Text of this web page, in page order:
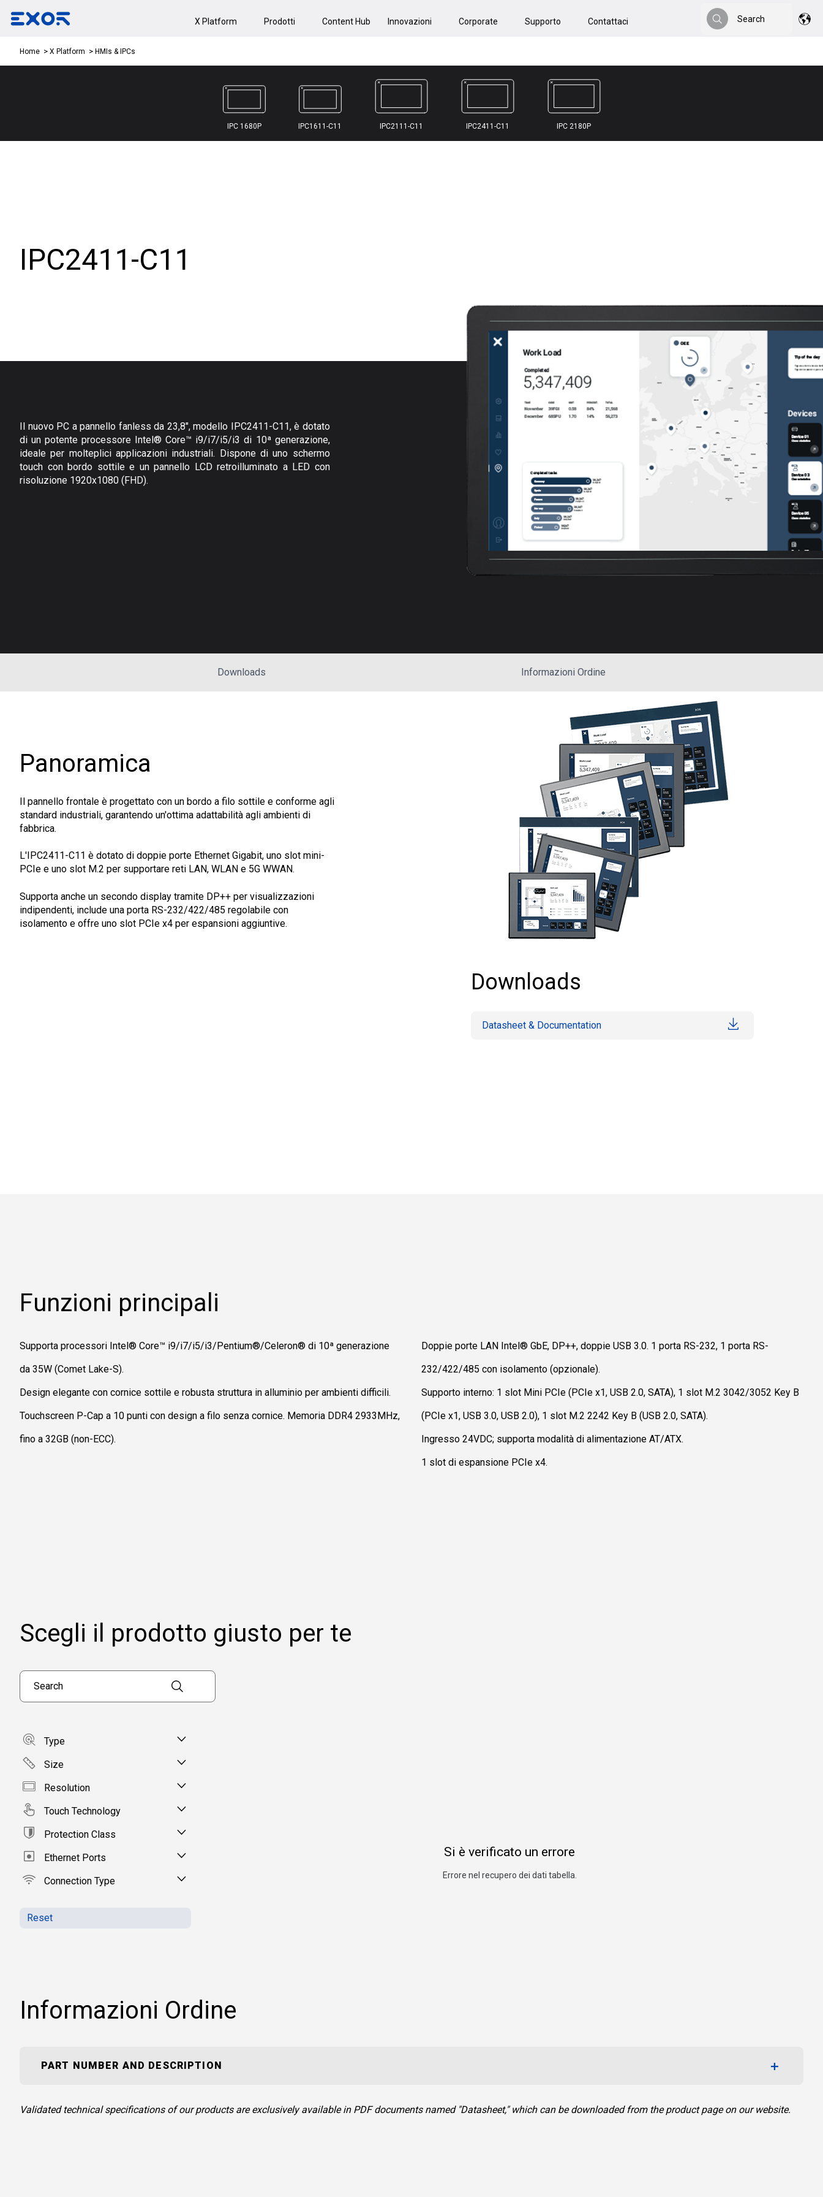
X Platform Prodotti Content Hub Innovazioni Corporate Supporto Contattaci
Search
Search
Home X Platform HMIs & IPCs
IPC 1680P IPC1611-C11 IPC2111-C11 IPC2411-C11 IPC 2180P
IPC2411-C11
Il nuovo PC a pannello fanless da 23,8", modello IPC2411-C11, è dotato
di un potente processore Intel® Core™ i9/i7/i5/i3 di 10ª generazione,
ideale per molteplici applicazioni industriali. Dispone di uno schermo
touch con bordo sottile e un pannello LCD retroilluminato a LED con
risoluzione 1920x1080 (FHD).
Downloads Informazioni Ordine
Panoramica
Il pannello frontale è progettato con un bordo a filo sottile e conforme agli
standard industriali, garantendo un'ottima adattabilità agli ambienti di
fabbrica.
L'IPC2411-C11 è dotato di doppie porte Ethernet Gigabit, uno slot mini-
PCIe e uno slot M.2 per supportare reti LAN, WLAN e 5G WWAN.
Supporta anche un secondo display tramite DP++ per visualizzazioni
indipendenti, include una porta RS-232/422/485 regolabile con
isolamento e offre uno slot PCIe x4 per espansioni aggiuntive.
Downloads
Datasheet & Documentation
Funzioni principali
Supporta processori Intel® Core™ i9/i7/i5/i3/Pentium®/Celeron® di 10ª generazione
da 35W (Comet Lake-S).
Design elegante con cornice sottile e robusta struttura in alluminio per ambienti difficili.
Touchscreen P-Cap a 10 punti con design a filo senza cornice. Memoria DDR4 2933MHz,
fino a 32GB (non-ECC).
Doppie porte LAN Intel® GbE, DP++, doppie USB 3.0. 1 porta RS-232, 1 porta RS-
232/422/485 con isolamento (opzionale).
Supporto interno: 1 slot Mini PCIe (PCIe x1, USB 2.0, SATA), 1 slot M.2 3042/3052 Key B
(PCIe x1, USB 3.0, USB 2.0), 1 slot M.2 2242 Key B (USB 2.0, SATA).
Ingresso 24VDC; supporta modalità di alimentazione AT/ATX.
1 slot di espansione PCIe x4.
Scegli il prodotto giusto per te
Search products
Type
Size
Resolution
Touch Technology
Protection Class
Ethernet Ports
Connection Type
Reset
Si è verificato un errore
Errore nel recupero dei dati tabella.
Informazioni Ordine
PART NUMBER AND DESCRIPTION
Validated technical specifications of our products are exclusively available in PDF documents named "Datasheet," which can be downloaded from the product page on our website.